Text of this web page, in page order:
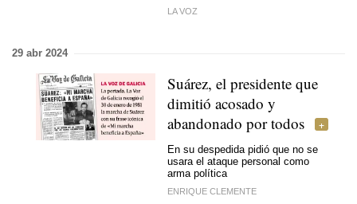
LA VOZ
29 abr 2024
Suárez, el presidente que
dimitió acosado y
abandonado por todos
En su despedida pidió que no se
usara el ataque personal como
arma política
ENRIQUE CLEMENTE